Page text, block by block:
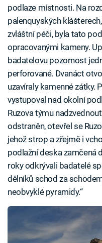
podlaze místnosti. Na
palenquyských
zvláštní péči, byla tato
opracovanými kameny.
badatelovu pozornost
perforované. Dvanáct
uzavíraly kamenné zátky.
vystupoval nad okolní
Ruzova týmu
odstraněn, otevřel se
jehož strop a zřejmě i
podlažní deska zamčená
roky odkrývali badatelé
dělníků schod za
neobvyklé pyramidy.“